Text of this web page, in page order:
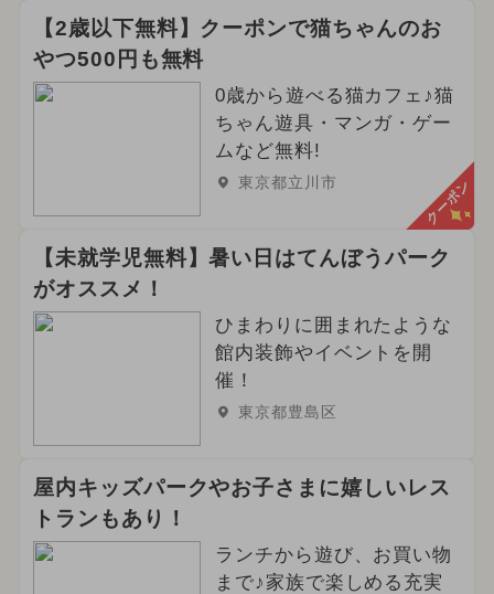
【2歳以下無料】クーポンで猫ちゃんのお
やつ500円も無料
0歳から遊べる猫カフェ♪猫
ちゃん遊具・マンガ・ゲー
ムなど無料!
東京都立川市 クーポン
【未就学児無料】暑い日はてんぼうパーク
がオススメ！
ひまわりに囲まれたような
館内装飾やイベントを開
催！
東京都豊島区
屋内キッズパークやお子さまに嬉しいレス
トランもあり！
ランチから遊び、お買い物
まで♪家族で楽しめる充実